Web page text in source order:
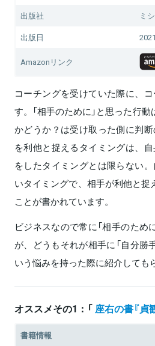
出版社
ミ
出版日
Amazonリンク
コーチングを受けていた際に、
す。「相手のために」と思った行
かどうか？は受け取った側に判
を利他と捉えるタイミングは、
をしたタイミングとは限らない
いタイミングで、相手が利他と捉
ことが書かれています。
ビジネスなので常に「相手のため
が、どうもそれが相手に「自分勝
いう悩みを持った際に紹介しても
オススメその1：「 座右の書『貞
書籍情報